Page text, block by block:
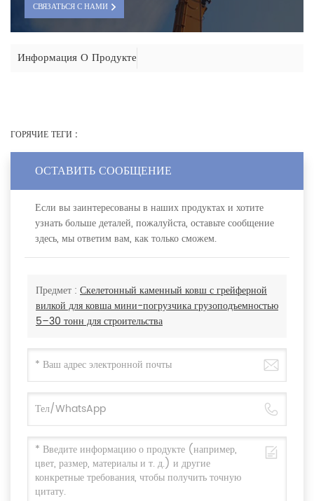
СВЯЗАТЬСЯ С НАМИ
Информация О Продукте
ГОРЯЧИЕ ТЕГИ :
ОСТАВИТЬ СООБЩЕНИЕ
Если вы заинтересованы в наших продуктах и хотите
узнать больше деталей, пожалуйста, оставьте сообщение
здесь, мы ответим вам, как только сможем.
Предмет : Скелетонный каменный ковш с грейферной
вилкой для ковша мини-погрузчика грузоподъемностью
5–30 тонн для строительства